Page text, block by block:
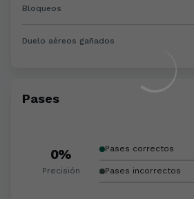
Bloqueos
Duelo aéreos gañados
Pases
0%
Precisión
Pases correctos
Pases incorrectos